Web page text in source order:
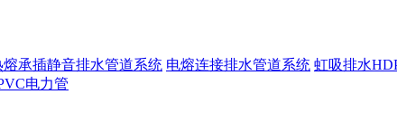
熔承插静音排水管道系统 电熔连接排水管道系统 虹吸排水
电力管